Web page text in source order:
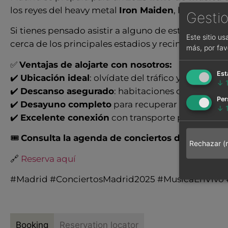
los reyes del heavy metal Iron Maiden, hasta
Si tienes pensado asistir a alguno de estos
cerca de los principales estadios y recintos de la
✅ Ventajas de alojarte con nosotros:
✔️ Ubicación ideal: olvídate del tráfico y llega
✔️ Descanso asegurado: habitaciones
✔️ Desayuno completo para recuperar energía
✔️ Excelente conexión con transporte público y
🎟️ Consulta la agenda de conciertos de 2025
🔗 Reserva aquí
#Madrid #ConciertosMadrid2025
Booking Reservation locator
Este sitio
más, por
↓ 1
↓ 1
Rechazar